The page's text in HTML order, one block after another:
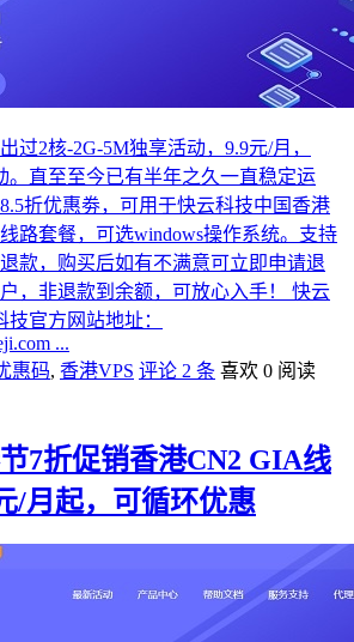
过2核-2G-5M独享活动，9.9元/月，
。直至至今已有半年之久一直稳定运
折优惠劵，可用于快云科技中国香港
路套餐，可选windows操作系统。支持
款，购买后如有不满意可立即申请退
，非退款到余额，可放心入手！ 快云
官方网站地址：
...
惠码, 香港VPS 评论 2 条 喜欢 0 阅读
7折促销香港CN2 GIA线
/月起，可循环优惠